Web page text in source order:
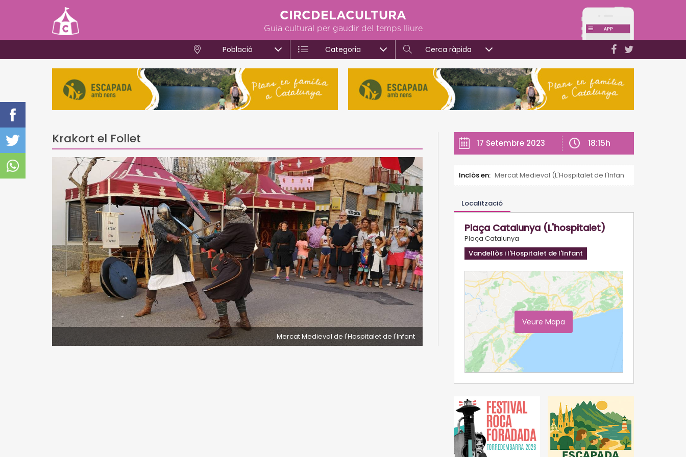
CIRCDELACULTURA
Guia cultural per gaudir del temps lliure
Població Categoria Cerca ràpida
Krakort el Follet
Mercat Medieval de l'Hospitalet de l'Infant
17 Setembre 2023 18:15h
Inclòs en: Mercat Medieval (L'Hospitalet de l'Infant)
Localització
Plaça Catalunya (L'hospitalet)
Plaça Catalunya
Vandellòs i l'Hospitalet de l'Infant
Veure Mapa